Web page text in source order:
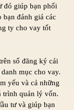
đó giúp bạn phối
đánh giá các
ty cho vay tốt
sổ đăng ký cải
mục cho vay.
yếu và cả những
trình quản lý vốn.
tư và giúp bạn